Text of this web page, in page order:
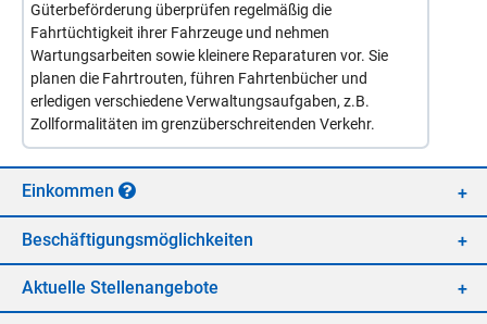
Güterbeförderung überprüfen regelmäßig die
Fahrtüchtigkeit ihrer Fahrzeuge und nehmen
Wartungsarbeiten sowie kleinere Reparaturen vor. Sie
planen die Fahrtrouten, führen Fahrtenbücher und
erledigen verschiedene Verwaltungsaufgaben, z.B.
Zollformalitäten im grenzüberschreitenden Verkehr.
Ein­kom­men
Be­schäf­ti­gungs­mög­lich­kei­ten
Ak­tu­el­le Stel­len­an­ge­bo­te